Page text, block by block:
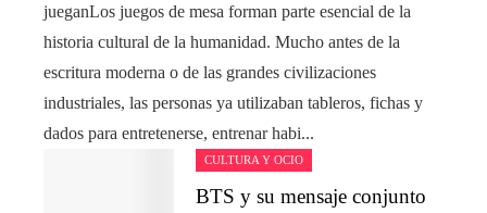
jueganLos juegos de mesa forman parte esencial de la
historia cultural de la humanidad. Mucho antes de la
escritura moderna o de las grandes civilizaciones
industriales, las personas ya utilizaban tableros, fichas y
dados para entretenerse, entrenar habi...
CULTURA Y OCIO
BTS y su mensaje conjunto